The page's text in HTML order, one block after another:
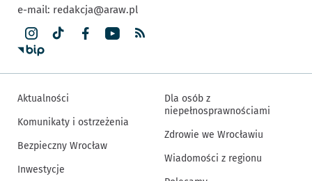
e-mail: redakcja@araw.pl
Aktualności
Komunikaty i ostrzeżenia
Bezpieczny Wrocław
Inwestycje
Dla osób z
niepełnosprawnościami
Zdrowie we Wrocławiu
Wiadomości z regionu